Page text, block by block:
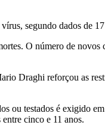
segundo dados de
O número de
Draghi reforçou as
ou testados é exigido
cinco e 11 anos.